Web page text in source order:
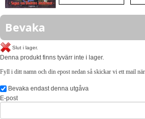
Bevaka
Slut i lager.
Denna produkt finns tyvärr inte i lager.
Fyll i ditt namn och din epost nedan så skickar vi ett mail
Bevaka endast denna utgåva
E-post